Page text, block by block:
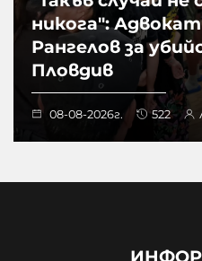
никога":
Рангелов за
Пловдив
08-08-2026г. 522